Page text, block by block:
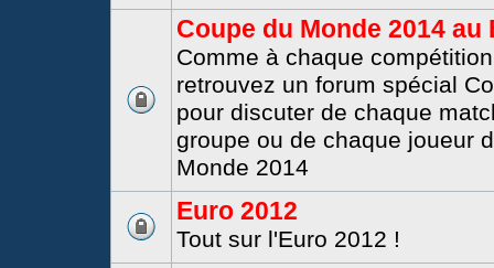
Coupe du Monde 2014 au
Comme à chaque
retrouvez un forum spécial
pour discuter de chaque
groupe ou de chaque joueur
Monde 2014
Euro 2012
Tout sur l'Euro 2012 !